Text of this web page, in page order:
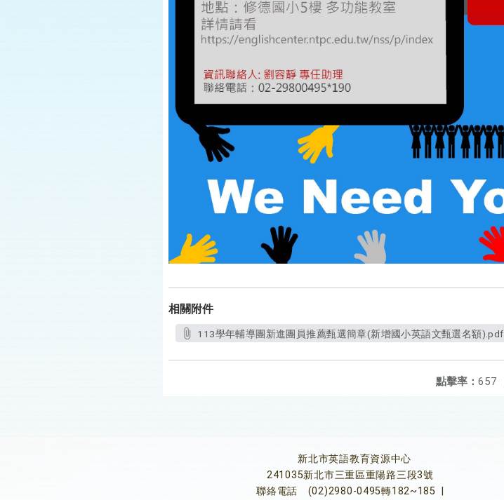
相關附件
113學年輔導團新進團員推薦甄選簡章(新增國小英語文甄選名額).pdf
點擊率： 657
新北市英語教育資源中心
241035新北市三重區重陽路三段3號
聯絡電話
(02)2980-0495轉182~185